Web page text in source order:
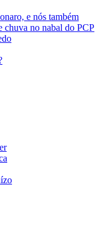
e nós também
chuva no nabal do PCP